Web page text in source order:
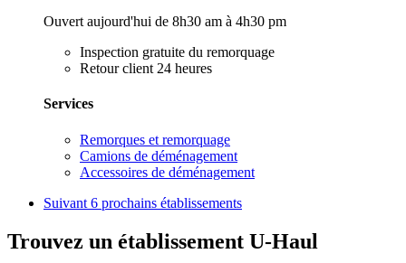
Ouvert aujourd'hui de 8h30 am à 4h30 pm
Inspection gratuite du remorquage
Retour client 24 heures
Services
Remorques et remorquage
Camions de déménagement
Accessoires de déménagement
Suivant 6 prochains établissements
Trouvez un établissement U-Haul